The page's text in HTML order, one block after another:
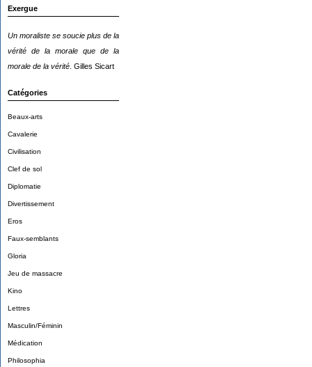
Exergue
Un moraliste se soucie plus de la
vérité de la morale que de la
morale de la vérité . Gilles Sicart
Catégories
Beaux-arts
Cavalerie
Civilisation
Clef de sol
Diplomatie
Divertissement
Eros
Faux-semblants
Gloria
Jeu de massacre
Kino
Lettres
Masculin/Féminin
Médication
Philosophia